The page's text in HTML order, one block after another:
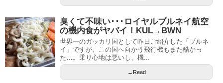
臭くて不味い･･･ロイヤルブルネイ航空
の機内食がヤバイ！KUL→BWN
世界一のガッカリ国として昨日ご紹介した「ブルネ
イ」ですが、この国へ向かう飛行機もまた酷かっ
た…。乗り心地は悪いし、機...
→Read